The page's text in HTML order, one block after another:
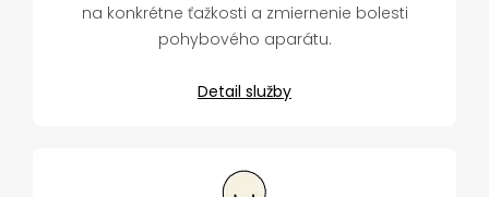
na konkrétne ťažkosti a zmiernenie bolesti
pohybového aparátu.
Detail služby